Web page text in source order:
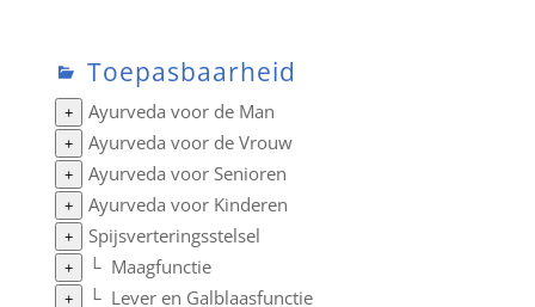
Toepasbaarheid
+ Ayurveda voor de Man
+ Ayurveda voor de Vrouw
+ Ayurveda voor Senioren
+ Ayurveda voor Kinderen
+ Spijsverteringsstelsel
+ └ Maagfunctie
+ └ Lever en Galblaasfunctie